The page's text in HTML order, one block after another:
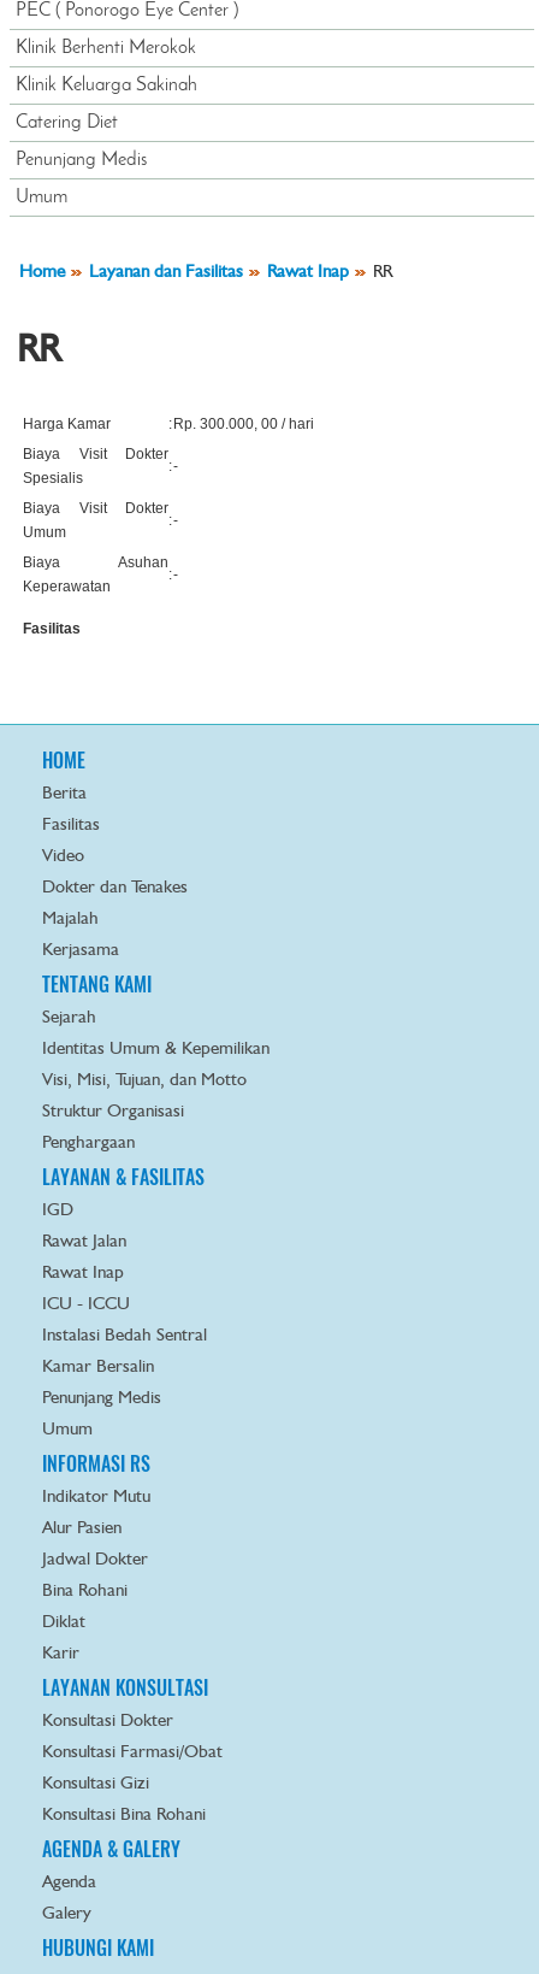
PEC ( Ponorogo Eye Center )
Klinik Berhenti Merokok
Klinik Keluarga Sakinah
Catering Diet
Penunjang Medis
Umum
Home Layanan dan Fasilitas Rawat Inap RR
RR
Harga Kamar : Rp. 300.000, 00 / hari
Biaya Visit Dokter
Spesialis
:-
Biaya Visit Dokter
Umum
:-
Biaya Asuhan
Keperawatan
:-
Fasilitas
HOME
Berita
Fasilitas
Video
Dokter dan Tenakes
Majalah
Kerjasama
TENTANG KAMI
Sejarah
Identitas Umum & Kepemilikan
Visi, Misi, Tujuan, dan Motto
Struktur Organisasi
Penghargaan
LAYANAN & FASILITAS
IGD
Rawat Jalan
Rawat Inap
ICU - ICCU
Instalasi Bedah Sentral
Kamar Bersalin
Penunjang Medis
Umum
INFORMASI RS
Indikator Mutu
Alur Pasien
Jadwal Dokter
Bina Rohani
Diklat
Karir
LAYANAN KONSULTASI
Konsultasi Dokter
Konsultasi Farmasi/Obat
Konsultasi Gizi
Konsultasi Bina Rohani
AGENDA & GALERY
Agenda
Galery
HUBUNGI KAMI